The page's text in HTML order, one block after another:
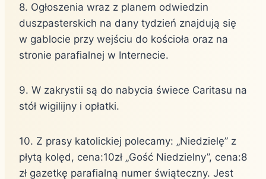
8. Ogłoszenia wraz z planem odwiedzin
duszpasterskich na dany tydzień znajdują się
w gablocie przy wejściu do kościoła oraz na
stronie parafialnej w Internecie.
9. W zakrystii są do nabycia świece Caritasu na
stół wigilijny i opłatki.
10. Z prasy katolickiej polecamy: „Niedzielę” z
płytą kolęd, cena:10zł „Gość Niedzielny”, cena:8
zł gazetkę parafialną numer świąteczny. Jest